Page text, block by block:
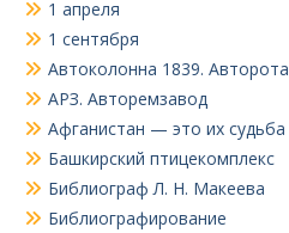
1 апреля
1 сентября
Автоколонна 1839. Авторота
АРЗ. Авторемзавод
Афганистан — это их судьба
Башкирский птицекомплекс
Библиограф Л. Н. Макеева
Библиографирование